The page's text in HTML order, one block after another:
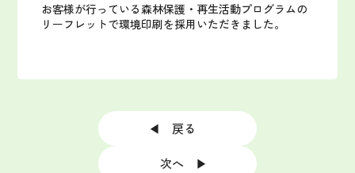
お客様が行っている森林保護・再生活動プログラムの
リーフレットで環境印刷を採用いただきました。
◀ 戻る
次へ ▶